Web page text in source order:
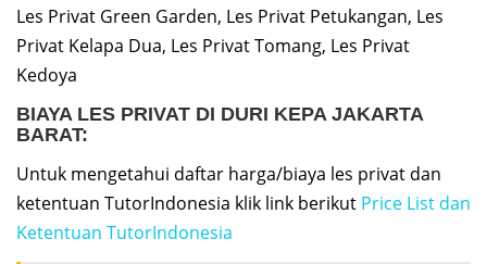
Les Privat Green Garden, Les Privat Petukangan, Les
Privat Kelapa Dua, Les Privat Tomang, Les Privat
Kedoya
BIAYA LES PRIVAT DI DURI KEPA JAKARTA
BARAT:
Untuk mengetahui daftar harga/biaya les privat dan
ketentuan TutorIndonesia klik link berikut Price List dan
Ketentuan TutorIndonesia